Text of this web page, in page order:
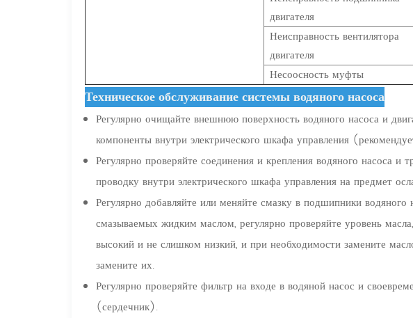
двигателя
Неисправность вентилятора
двигателя
Несоосность муфты
Техническое обслуживание системы водяного насоса
Регулярно очищайте внешнюю поверхность водяного насоса и
компоненты внутри электрического шкафа управления
Регулярно проверяйте соединения и крепления водяного насоса и
проводку внутри электрического шкафа управления на предмет
Регулярно добавляйте или меняйте смазку в подшипники водяного
смазываемых жидким маслом, регулярно проверяйте уровень
высокий и не слишком низкий, и при необходимости замените
замените их.
Регулярно проверяйте фильтр на входе в водяной насос и
(сердечник).